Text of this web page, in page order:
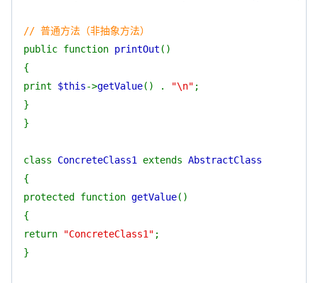
// 普通方法（非抽象方法）
public function printOut ()
{
print $this->getValue() . "\n" ;
}
}
class ConcreteClass1 extends AbstractClass
{
protected function getValue()
{
return
"ConcreteClass1" ;
}